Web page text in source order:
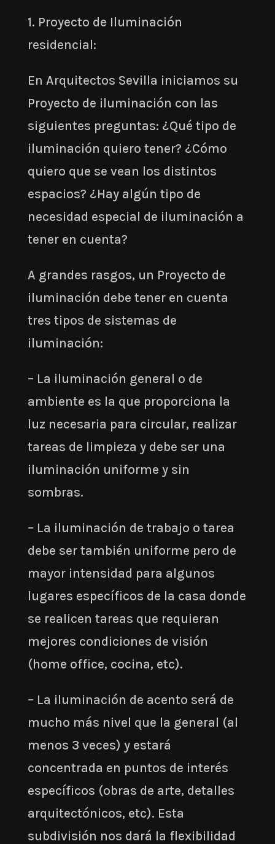
1. Proyecto de Iluminación
residencial:
En Arquitectos Sevilla iniciamos su
Proyecto de iluminación con las
siguientes preguntas: ¿Qué tipo de
iluminación quiero tener? ¿Cómo
quiero que se vean los distintos
espacios? ¿Hay algún tipo de
necesidad especial de iluminación a
tener en cuenta?
A grandes rasgos, un Proyecto de
iluminación debe tener en cuenta
tres tipos de sistemas de
iluminación:
– La iluminación general o de
ambiente es la que proporciona la
luz necesaria para circular, realizar
tareas de limpieza y debe ser una
iluminación uniforme y sin
sombras.
– La iluminación de trabajo o tarea
debe ser también uniforme pero de
mayor intensidad para algunos
lugares específicos de la casa donde
se realicen tareas que requieran
mejores condiciones de visión
(home office, cocina, etc).
– La iluminación de acento será de
mucho más nivel que la general (al
menos 3 veces) y estará
concentrada en puntos de interés
específicos (obras de arte, detalles
arquitectónicos, etc). Esta
subdivisión nos dará la flexibilidad